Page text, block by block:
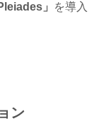
」
を導入
ン